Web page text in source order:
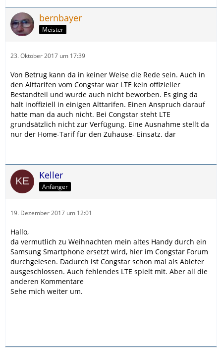
bernbayer
Meister
23. Oktober 2017 um 17:39
Von Betrug kann da in keiner Weise die Rede sein. Auch in
den Alttarifen vom Congstar war LTE kein offizieller
Bestandteil und wurde auch nicht beworben. Es ging da
halt inoffiziell in einigen Alttarifen. Einen Anspruch darauf
hatte man da auch nicht. Bei Congstar steht LTE
grundsätzlich nicht zur Verfügung. Eine Ausnahme stellt da
nur der Home-Tarif für den Zuhause- Einsatz. dar
Keller
Anfänger
19. Dezember 2017 um 12:01
Hallo,
da vermutlich zu Weihnachten mein altes Handy durch ein
Samsung Smartphone ersetzt wird, hier im Congstar Forum
durchgelesen. Dadurch ist Congstar schon mal als Abieter
ausgeschlossen. Auch fehlendes LTE spielt mit. Aber all die
anderen Kommentare
Sehe mich weiter um.